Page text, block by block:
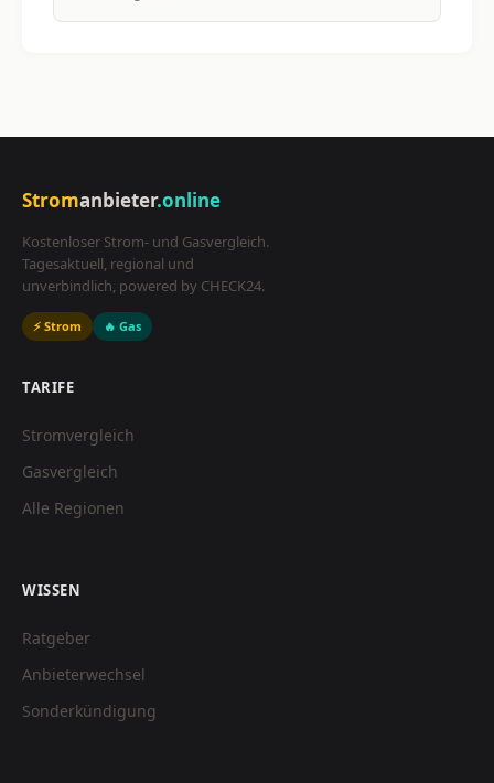
Stromanbieter.online
Kostenloser Strom- und Gasvergleich.
Tagesaktuell, regional und
unverbindlich, powered by CHECK24.
⚡ Strom 🔥 Gas
TARIFE
Stromvergleich
Gasvergleich
Alle Regionen
WISSEN
Ratgeber
Anbieterwechsel
Sonderkündigung